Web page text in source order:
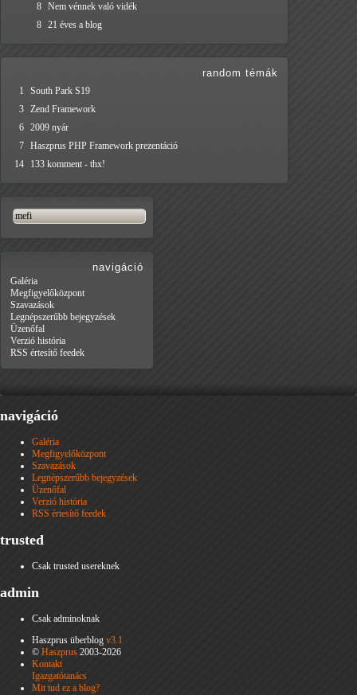
8 Nem vénnek való vidék
8 21 éves a blog
random témák
1
South Park S19
3 Zend Framework
6 2009 nyár
7 Haszprus PHP Framework prezentáció
14
133 komment - thx!
navigáció
Galéria
Megfigyelőközpont
Szavazások
Legnépszerűbb bejegyzések
Üzenőfal
Verzió história
RSS értesítő feedek
navigáció
Galéria
Megfigyelőközpont
Szavazások
Legnépszerűbb bejegyzések
Üzenőfal
Verzió história
RSS értesítő feedek
trusted
Csak trusted usereknek
admin
Csak adminoknak
Haszprus überblog v3.1
© Haszprus 2003-2026
Kontakt
Igazgatótanács
Mit tud ez a blog?